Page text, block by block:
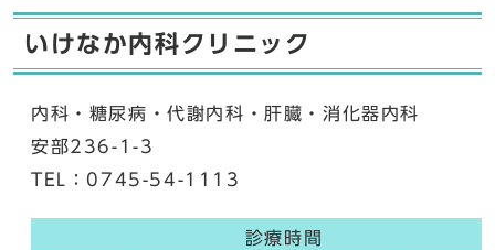
いけなか内科クリニック
内科・糖尿病・代謝内科・肝臓・消化器内科
安部236-1-3
TEL：0745-54-1113
診療時間